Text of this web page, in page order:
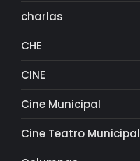
charlas
CHE
CINE
Cine Municipal
Cine Teatro Municipal